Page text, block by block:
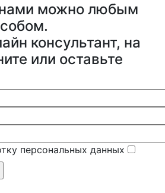
нами можно любым
консультант, на
или оставьте
персональных данных